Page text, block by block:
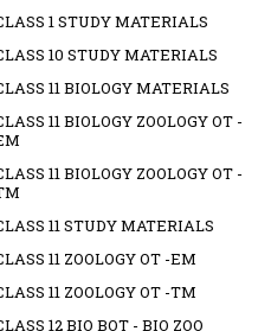
1 STUDY MATERIALS
10 STUDY MATERIALS
11 BIOLOGY MATERIALS
11 BIOLOGY ZOOLOGY OT -
11 BIOLOGY ZOOLOGY OT -
11 STUDY MATERIALS
11 ZOOLOGY OT -EM
11 ZOOLOGY OT -TM
12 BIO BOT - BIO ZOO